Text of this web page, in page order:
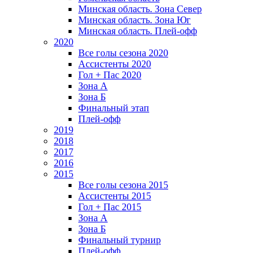
Минская область. Зона Север
Минская область. Зона Юг
Минская область. Плей-офф
2020
Все голы сезона 2020
Ассистенты 2020
Гол + Пас 2020
Зона А
Зона Б
Финальный этап
Плей-офф
2019
2018
2017
2016
2015
Все голы сезона 2015
Ассистенты 2015
Гол + Пас 2015
Зона А
Зона Б
Финальный турнир
Плей-офф